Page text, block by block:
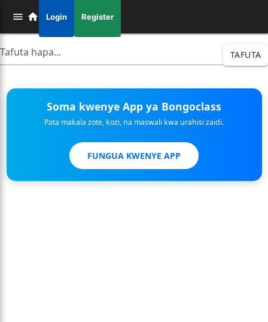
Login Register
TAFUTA
Soma kwenye App ya Bongoclass
Pata makala zote, kozi, na maswali kwa urahisi zaidi.
FUNGUA KWENYE APP